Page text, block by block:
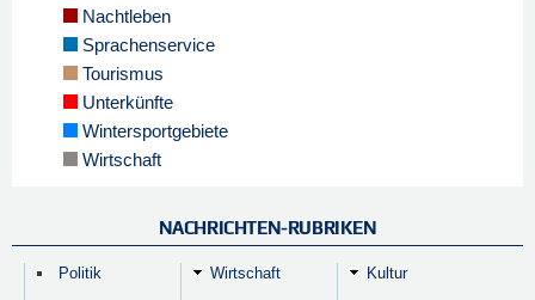
Nachtleben
Sprachenservice
Tourismus
Unterkünfte
Wintersportgebiete
Wirtschaft
NACHRICHTEN-RUBRIKEN
Politik Wirtschaft Kultur